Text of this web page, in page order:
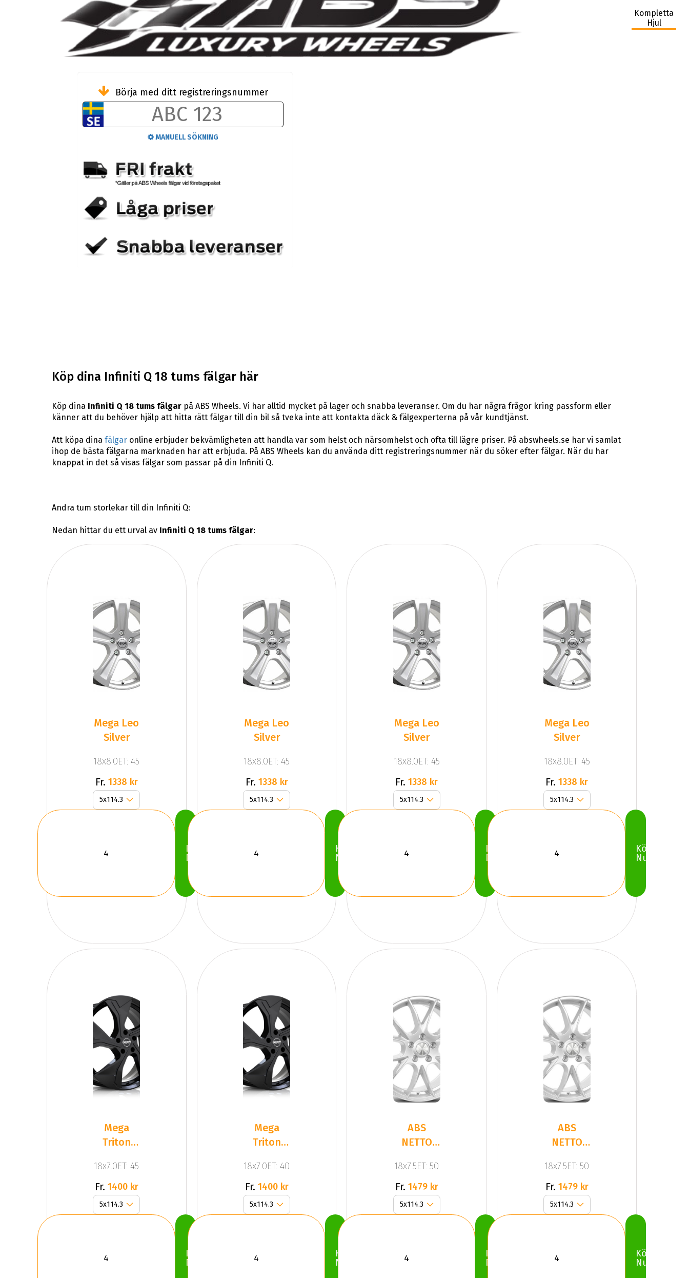
Kompletta
Hjul
Börja med ditt registreringsnummer
MANUELL SÖKNING
Köp dina Infiniti Q 18 tums fälgar här
Köp dina Infiniti Q 18 tums fälgarpå ABS Wheels. Vi har alltid mycket på lager och snabba leveranser. Om du har några frågor kring passform eller
känner att du behöver hjälp att hitta rätt fälgar till din bil så tveka inte att kontakta däck & fälgexperterna på vår kundtjänst.
Att köpa dina fälgaronline erbjuder bekvämligheten att handla var som helst och närsomhelst och ofta till lägre priser. På abswheels.se har vi samlat
ihop de bästa fälgarna marknaden har att erbjuda. På ABS Wheels kan du använda ditt registreringsnummer när du söker efter fälgar. När du har
knappat in det så visas fälgar som passar på din Infiniti Q.
Andra tum storlekar till din Infiniti Q:
Nedan hittar du ett urval av Infiniti Q 18 tums fälgar:
Mega Leo
Silver
18x8.0ET: 45
Fr. 1338 kr
Köp
Nu
Mega Leo
Silver
18x8.0ET: 45
Fr. 1338 kr
Köp
Nu
Mega Leo
Silver
18x8.0ET: 45
Fr. 1338 kr
Köp
Nu
Mega Leo
Silver
18x8.0ET: 45
Fr. 1338 kr
Köp
Nu
Mega
Triton
18x7.0ET: 45
Fr. 1400 kr
Köp
Nu
Mega
Triton
18x7.0ET: 40
Fr. 1400 kr
Köp
Nu
ABS
NETTO
SILVER
18x7.5ET: 50
Fr. 1479 kr
Köp
Nu
ABS
NETTO
SILVER
18x7.5ET: 50
Fr. 1479 kr
Köp
Nu